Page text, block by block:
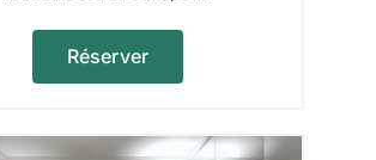
Réserver